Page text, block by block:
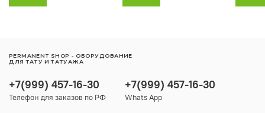
+7(999) 457-16-30
Телефон для заказов по РФ
+7(999) 457-16-30
Whats App
PERMANENT SHOP - ОБОРУДОВАНИЕ
ДЛЯ ТАТУ И ТАТУАЖА